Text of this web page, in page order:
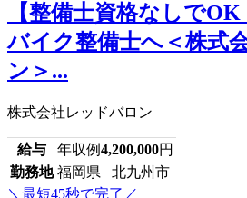
【整備士資格なしで
バイク整備士へ＜株式
ン＞...
株式会社レッドバロン
給与 年収例4,200,000円
勤務地 福岡県 北九州市
＼最短45秒で完了／